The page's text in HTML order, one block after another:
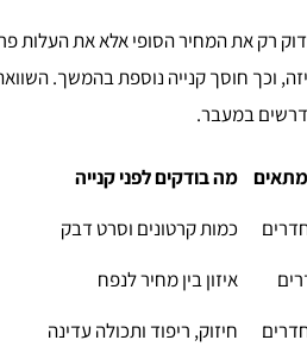
רק את המחיר הסופי אלא את
אריזה, וכך חוסך קנייה נוספת
במעבר.
מה בודקים לפני קנייה
כמות קרטונים וסרט דבק
איזון בין מחיר לנפח
חיזוק, ריפוד ותכולה עדינה